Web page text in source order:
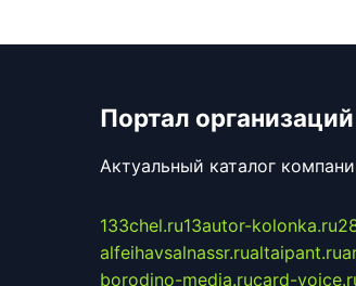
Портал организаций
Актуальный каталог
133chel.ru13autor-kolonka.ru
alfeihavsalnassr.rualtaipant.ru
borodino-media.rucard-